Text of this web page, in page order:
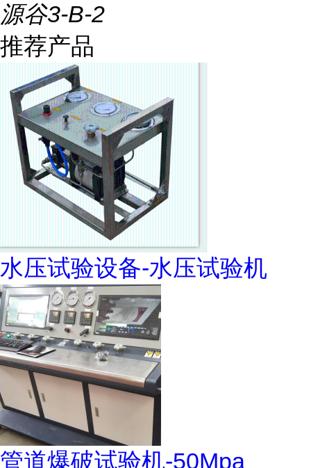
源谷3-B-2
推荐产品
水压试验设备-水压试验机
管道爆破试验机-50Mpa